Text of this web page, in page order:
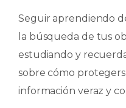
Seguir aprendiendo
la búsqueda de tus
estudiando y
sobre cómo
información veraz y